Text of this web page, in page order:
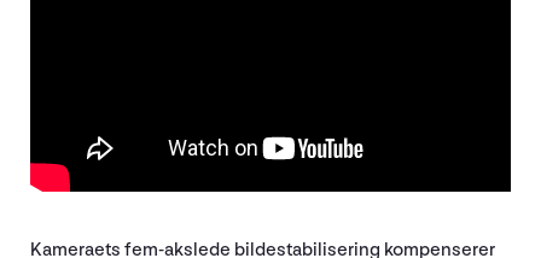
Kameraets fem-akslede bildestabilisering kompenserer